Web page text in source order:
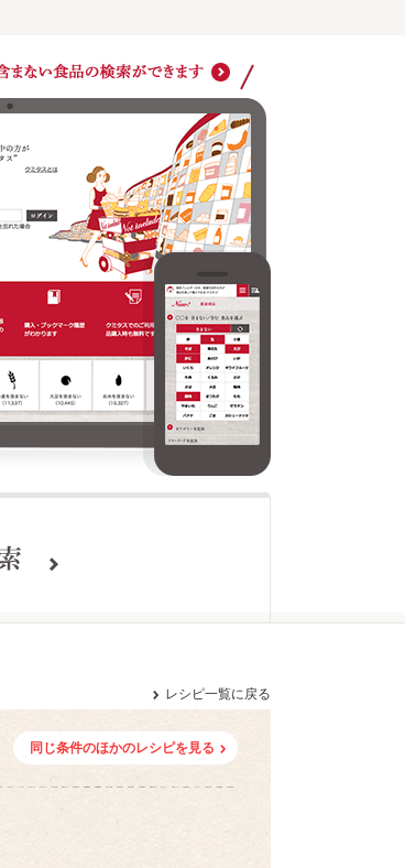
、食事制限対象食品を毎回設定しなくても
レシピ一覧に戻る
同じ条件のほかのレシピを見る